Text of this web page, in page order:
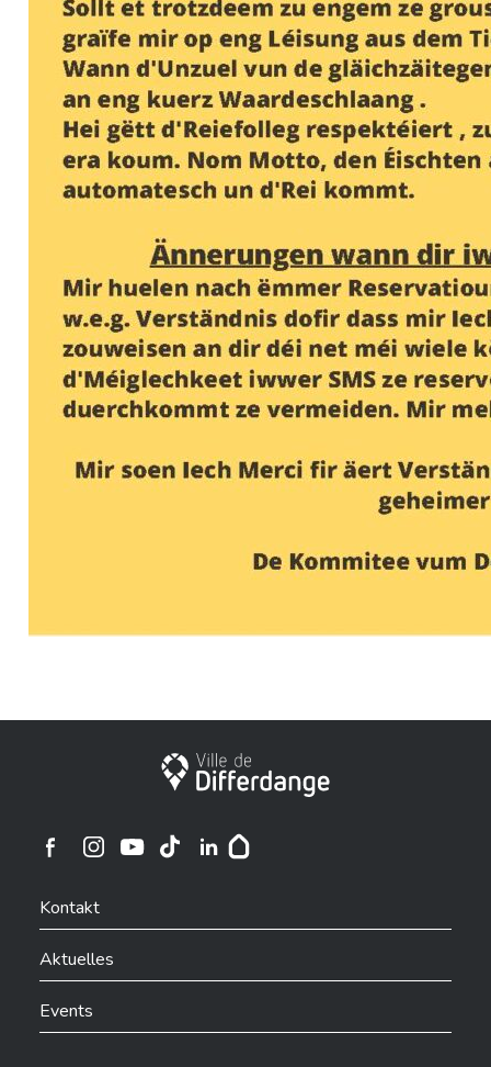
Stadt Differdingen
Ville de Differdange sur Instagram
Kontakt
Aktuelles
Events